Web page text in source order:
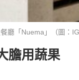
廳「Nuema」（圖：
膽用蔬果